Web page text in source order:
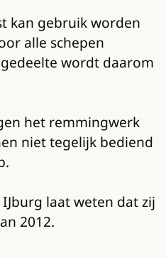
kan gebruik worden
alle schepen
wordt daarom
het remmingwerk
niet tegelijk bediend
laat weten dat zij
2012.